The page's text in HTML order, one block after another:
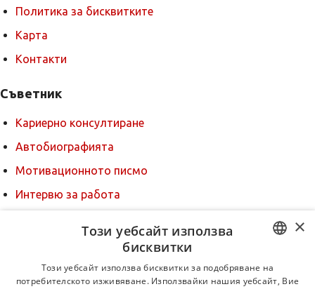
Политика за бисквитките
Карта
Контакти
Съветник
Кариерно консултиране
Автобиографията
Мотивационното писмо
Интервю за работа
За новодошли
BULGARIAN
×
Този уебсайт използва
бисквитки
Този уебсайт използва бисквитки за подобряване на
потребителското изживяване. Използвайки нашия уебсайт, Вие